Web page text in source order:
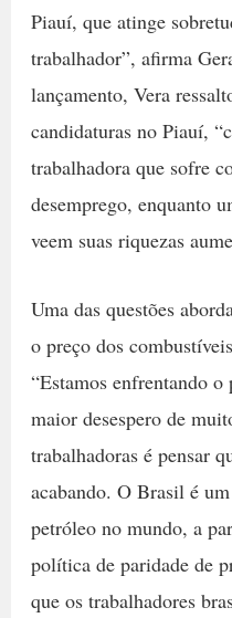
Piauí, que atinge
trabalhador”, afirma
lançamento, Vera
candidaturas no Piauí,
trabalhadora que sofre
desemprego, enquanto
veem suas riquezas
Uma das questões
o preço dos
“Estamos enfrentando
maior desespero de
trabalhadoras é pensar
acabando. O Brasil é
petróleo no mundo, a
política de paridade de
que os trabalhadores